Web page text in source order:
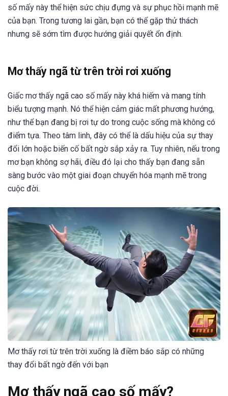
số mấy này thể hiện sức chịu đựng và sự phục hồi mạnh mẽ
của bạn. Trong tương lai gần, bạn có thể gặp thử thách
nhưng sẽ sớm tìm được hướng giải quyết ổn định.
Mơ thấy ngã từ trên trời rơi xuống
Giấc mơ thấy ngã cao số mấy này khá hiếm và mang tính
biểu tượng mạnh. Nó thể hiện cảm giác mất phương hướng,
như thể bạn đang bị rơi tự do trong cuộc sống mà không có
điểm tựa. Theo tâm linh, đây có thể là dấu hiệu của sự thay
đổi lớn hoặc biến cố bất ngờ sắp xảy ra. Tuy nhiên, nếu trong
mơ bạn không sợ hãi, điều đó lại cho thấy bạn đang sẵn
sàng bước vào một giai đoạn chuyển hóa mạnh mẽ trong
cuộc đời.
Mơ thấy rơi từ trên trời xuống là điềm báo sắp có những
thay đổi bất ngờ đến với bạn
Mơ thấy ngã cao số mấy?